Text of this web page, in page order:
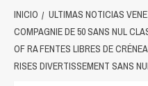
INICIO ULTIMAS NOTICIAS
COMPAGNIE DE 50 SANS NUL
OF RA FENTES LIBRES DE
RISES DIVERTISSEMENT SANS